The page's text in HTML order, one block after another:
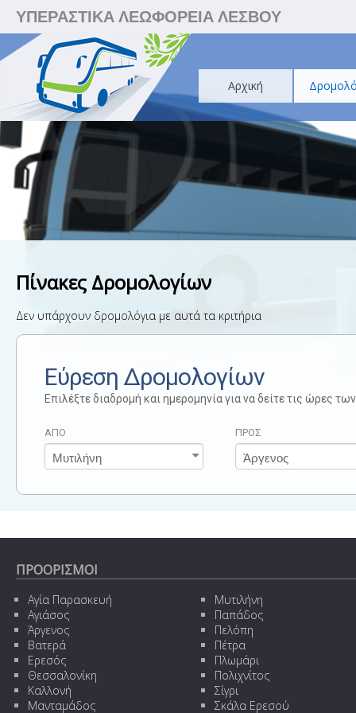
ΥΠΕΡΑΣΤΙΚΑ ΛΕΩΦΟΡΕΙΑ ΛΕΣΒΟΥ
Αρχική
Πίνακες Δρομολογίων
Δεν υπάρχουν δρομολόγια με αυτά τα κριτήρια
Εύρεση Δρομολογίων
Επιλέξτε διαδρομή και ημερομηνία για να δείτε τις ώρες
ΑΠΟ ΠΡΟΣ
ΠΡΟΟΡΙΣΜΟΙ
Αγία Παρασκευή
Αγιάσος
Άργενος
Βατερά
Ερεσός
Θεσσαλονίκη
Καλλονή
Μανταμάδος
Μυτιλήνη
Παπάδος
Πελόπη
Πέτρα
Πλωμάρι
Πολιχνίτος
Σίγρι
Σκάλα Ερεσού